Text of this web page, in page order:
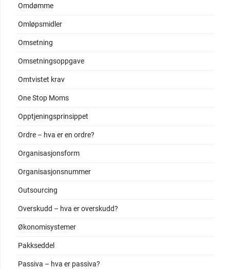
Omdømme
Omløpsmidler
Omsetning
Omsetningsoppgave
Omtvistet krav
One Stop Moms
Opptjeningsprinsippet
Ordre – hva er en ordre?
Organisasjonsform
Organisasjonsnummer
Outsourcing
Overskudd – hva er overskudd?
Økonomisystemer
Pakkseddel
Passiva – hva er passiva?